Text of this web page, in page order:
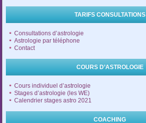
TARIFS CONSULTATIONS
Consultations d’astrologie
Astrologie par téléphone
Contact
COURS D’ASTROLOGIE
Cours individuel d’astrologie
Stages d’astrologie (les WE)
Calendrier stages astro 2021
COACHING